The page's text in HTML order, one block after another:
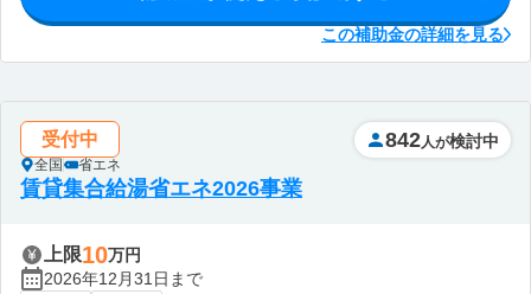
この補助金の詳細を見る
受付中
全国 省エネ
842 人が検討中
賃貸集合給湯省エネ2026事業
上限10万円
2026年12月31日まで